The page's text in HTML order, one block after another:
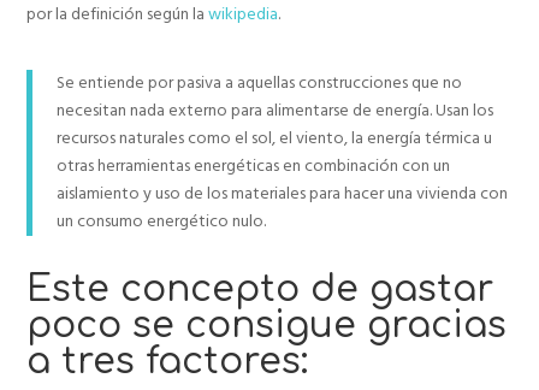
por la definición según lawikipedia.
Se entiende por pasiva a aquellas construcciones que no
necesitan nada externo para alimentarse de energía. Usan los
recursos naturales como el sol, el viento, la energía térmica u
otras herramientas energéticas en combinación con un
aislamiento y uso de los materiales para hacer una vivienda con
un consumo energético nulo.
Este concepto de gastar
poco se consigue gracias
a tres factores: